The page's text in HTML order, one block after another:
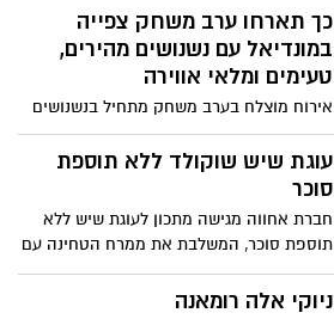
כך תארחו ערב משחק צפייה
במונדיאל עם נשנושים מהירים,
טעימים ומלאי אווירה
אירוח מוצלח בערב משחק מתחיל בנשנושים
קלילים, מלוחים וקלים להכנה, שאפשר
ליהנות מהם בנוחות מול המסך. בין ההמלצות
תמצאו מנות פינגרפוד אהובות, מאפים
לנבחרות המשתתפות, וגם קינוח מתוק
באווירת כדורגל שישלים את החוויה.
מוצרי החשמל TEKA.
עוגת שיש שוקולד ללא תוספת
סוכר
חברת אחווה מגישה מתכון לעוגת שיש ללא
תוספת סוכר, המשלבת את ממרח הטחינה עם
שוקולד ללא תוספת סוכר. הממרח מעניק
לעוגה טעם עשיר ומפנק, לצד מרקם רך
ניוקי אלה רומאנה